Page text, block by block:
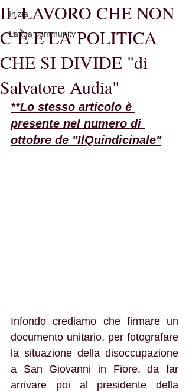
Inizia
La tua community
IL LAVORO CHE NON
C’È E LA POLITICA
CHE SI DIVIDE "di
Salvatore Audia"
**Lo stesso articolo è
presente nel numero di
ottobre de "IlQuindicinale"
Infondo crediamo che firmare un
documento unitario, per fotografare
la situazione della disoccupazione
a San Giovanni in Fiore, da far
arrivare poi al presidente della